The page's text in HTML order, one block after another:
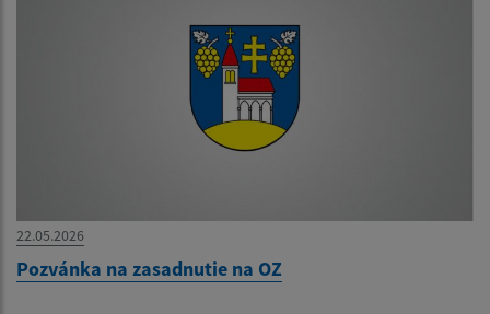
22.05.2026
Pozvánka na zasadnutie na OZ